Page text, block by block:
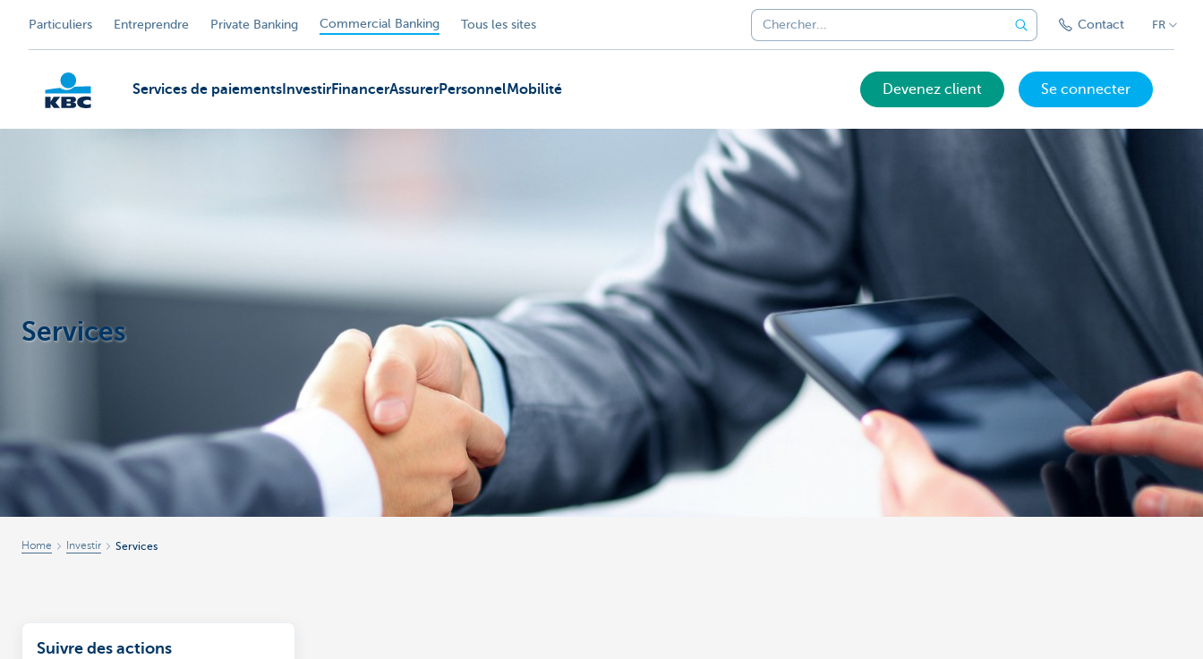
Particuliers Entreprendre Private Banking Commercial Banking Tous les sites Contact FR
Corporate
Services de paiements InvestirFinancerAssurerPersonnelMobilité Devenez client Se connecter
Services
Home Investir Services
Suivre des actions